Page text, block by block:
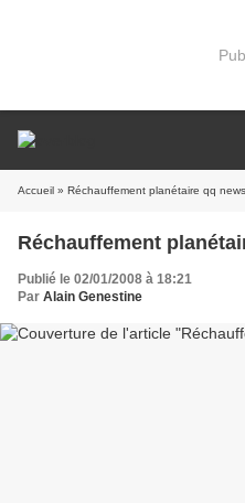
Accueil » Réchauffement planétaire qq
Réchauffement
Publié le 02/01/2008 à 18:21
Par Alain Genestine